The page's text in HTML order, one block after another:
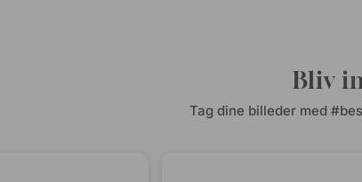
Bliv
Tag dine billeder med